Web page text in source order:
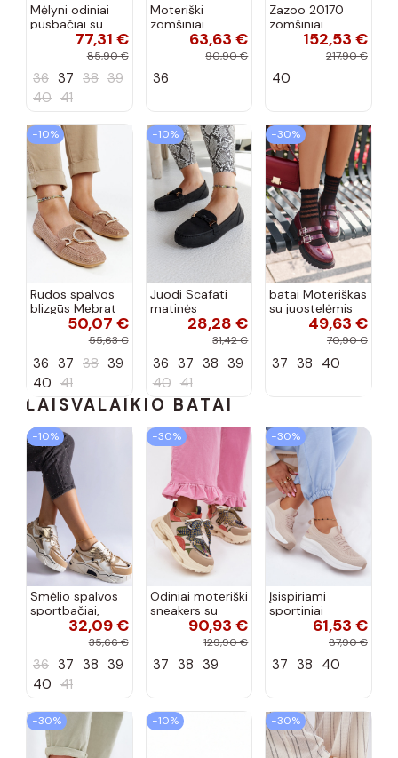
Mėlyni odiniai
pusbačiai su
dekoratyvine
sagtimi Taija
77,31 €
85,90 €
36 37 38 39
40 41
Moteriški
zomšiniai
mokasinai
Demela mėlynos
63,63 €
90,90 €
36
Zazoo 20170
zomšiniai
bateliai su
kulniukais smėlio
152,53 €
217,90 €
40
−10%
Rudos spalvos
blizgūs Mebrat
bateliai50,07 €
55,63 €
36 37 38 39
40 41
−10%
Juodi Scafati
matinės
apdailos bateliai
28,28 €
31,42 €
36 37 38 39
40 41
−30%
batai Moteriškas
su juostelėmis
su lako efektu
bordo spalvos
49,63 €
70,90 €
37 38 40
LAISVALAIKIO BATAI
−10%
Smėlio spalvos
sportbačiai,
dekoruoti Valdez
cirkonio virvele
32,09 €
35,66 €
36 37 38 39
40 41
−30%
Odiniai moteriški
sneakers su
platforma D&A
CR61-3133
90,93 €
129,90 €
37 38 39
−30%
Įsispiriami
sportiniai
bateliai Kobbo
102425 smėlio
61,53 €
87,90 €
37 38 40
−30% −10% −30%